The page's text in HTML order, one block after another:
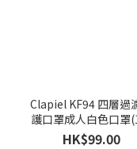
Clapiel KF94 四層過
護口罩成人白色口罩
50個)(9月上旬)
HK$99.00